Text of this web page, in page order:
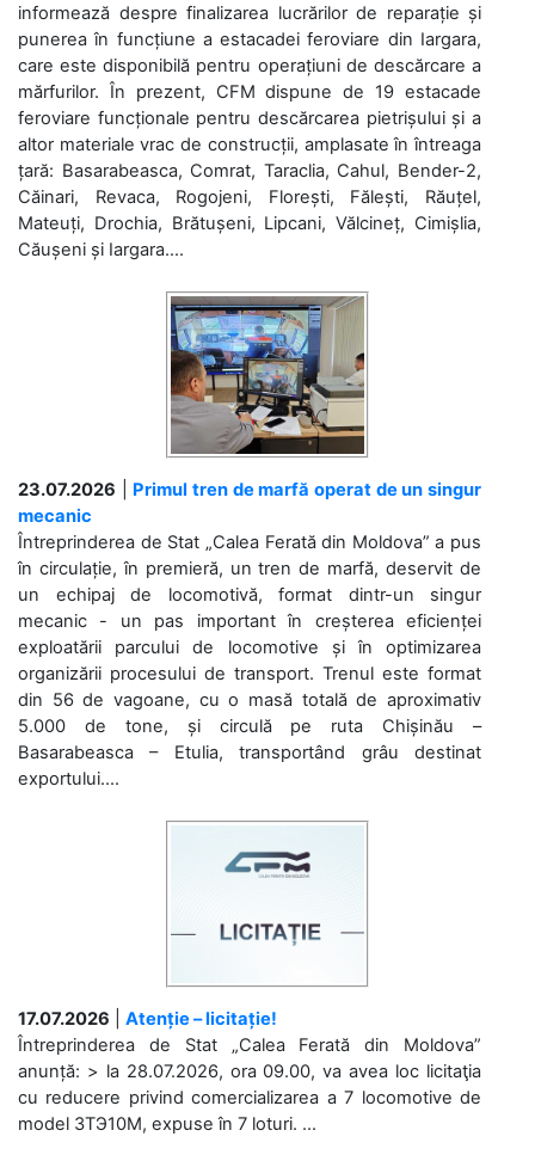
informează despre finalizarea lucrărilor de reparație și
punerea în funcțiune a estacadei feroviare din Iargara,
care este disponibilă pentru operațiuni de descărcare a
mărfurilor. În prezent, CFM dispune de 19 estacade
feroviare funcționale pentru descărcarea pietrișului și a
altor materiale vrac de construcții, amplasate în întreaga
țară: Basarabeasca, Comrat, Taraclia, Cahul, Bender-2,
Căinari, Revaca, Rogojeni, Florești, Fălești, Răuțel,
Mateuți, Drochia, Brătușeni, Lipcani, Vălcineț, Cimișlia,
Căușeni și Iargara....
23.07.2026
Primul tren de marfă operat de un singur
mecanic
Întreprinderea de Stat „Calea Ferată din Moldova” a pus
în circulație, în premieră, un tren de marfă, deservit de
un echipaj de locomotivă, format dintr-un singur
mecanic - un pas important în creșterea eficienței
exploatării parcului de locomotive și în optimizarea
organizării procesului de transport. Trenul este format
din 56 de vagoane, cu o masă totală de aproximativ
5.000 de tone, și circulă pe ruta Chișinău –
Basarabeasca – Etulia, transportând grâu destinat
exportului....
17.07.2026
Atenție – licitație!
Întreprinderea de Stat „Calea Ferată din Moldova”
anunță: > la 28.07.2026, ora 09.00, va avea loc licitaţia
cu reducere privind comercializarea a 7 locomotive de
model 3ТЭ10М, expuse în 7 loturi. ...